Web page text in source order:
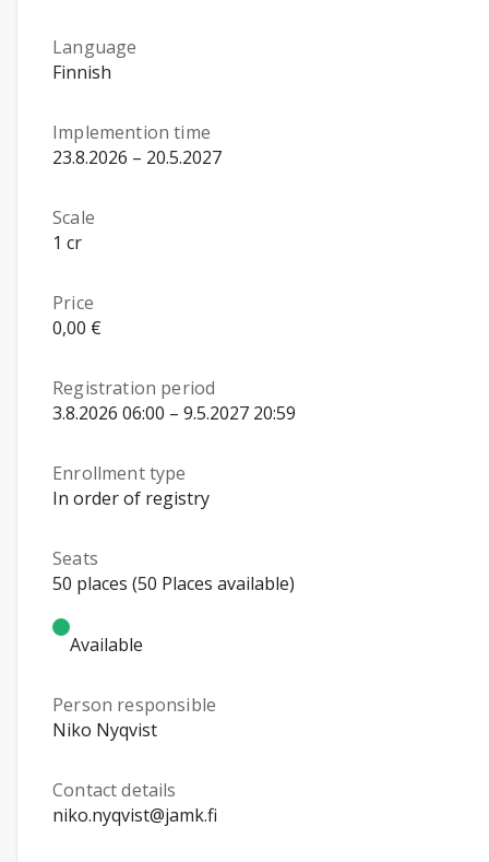
Language
Finnish
Implemention time
23.8.2026 – 20.5.2027
Scale
1 cr
Price
0,00 €
Registration period
3.8.2026 06:00 – 9.5.2027 20:59
Enrollment type
In order of registry
Seats
50 places (50 Places available)
Available
Person responsible
Niko Nyqvist
Contact details
niko.nyqvist@jamk.fi